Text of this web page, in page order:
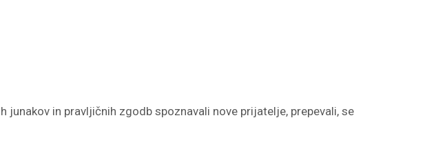
in pravljičnih zgodb spoznavali nove prijatelje, prepevali, se